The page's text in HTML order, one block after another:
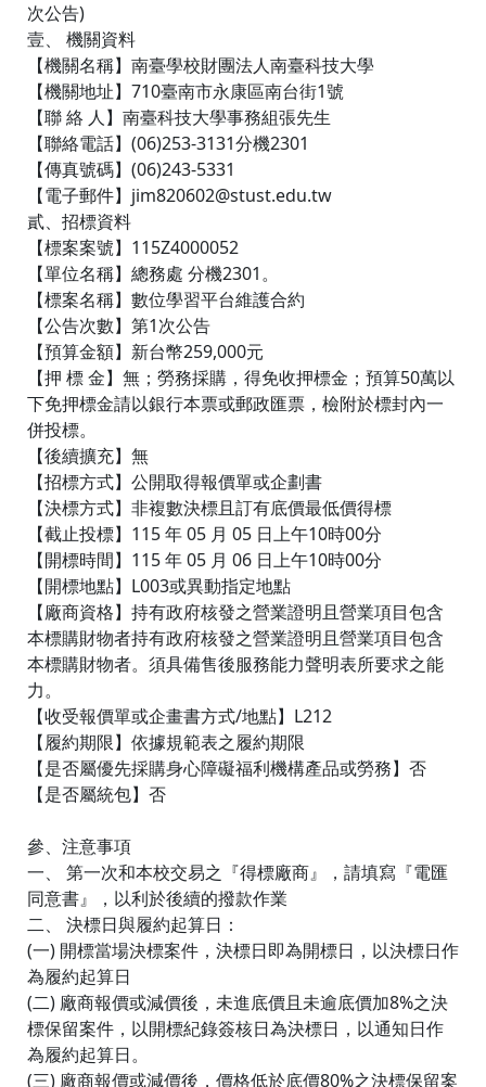
次公告)
壹、 機關資料
【機關名稱】南臺學校財團法人南臺科技大學
【機關地址】710臺南市永康區南台街1號
【聯 絡 人】南臺科技大學事務組張先生
【聯絡電話】(06)253-3131分機2301
【傳真號碼】(06)243-5331
【電子郵件】jim820602@stust.edu.tw
貳、招標資料
【標案案號】115Z4000052
【單位名稱】總務處 分機2301。
【標案名稱】數位學習平台維護合約
【公告次數】第1次公告
【預算金額】新台幣259,000元
【押 標 金】無；勞務採購，得免收押標金；預算50萬以
下免押標金請以銀行本票或郵政匯票，檢附於標封內一
併投標。
【後續擴充】無
【招標方式】公開取得報價單或企劃書
【決標方式】非複數決標且訂有底價最低價得標
【截止投標】115 年 05 月 05 日上午10時00分
【開標時間】115 年 05 月 06 日上午10時00分
【開標地點】L003或異動指定地點
【廠商資格】持有政府核發之營業證明且營業項目包含
本標購財物者持有政府核發之營業證明且營業項目包含
本標購財物者。須具備售後服務能力聲明表所要求之能
力。
【收受報價單或企畫書方式/地點】L212
【履約期限】依據規範表之履約期限
【是否屬優先採購身心障礙福利機構產品或勞務】否
【是否屬統包】否
參、注意事項
一、 第一次和本校交易之『得標廠商』，請填寫『電匯
同意書』，以利於後續的撥款作業
二、 決標日與履約起算日：
(一) 開標當場決標案件，決標日即為開標日，以決標日作
為履約起算日
(二) 廠商報價或減價後，未進底價且未逾底價加8%之決
標保留案件，以開標紀錄簽核日為決標日，以通知日作
為履約起算日。
(三) 廠商報價或減價後，價格低於底價80%之決標保留案